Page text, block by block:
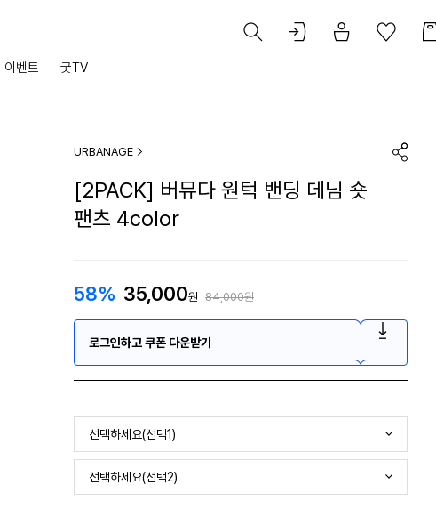
이벤트 굿TV
URBANAGE
[2PACK] 버뮤다 원턱 밴딩 데님 숏
팬츠 4color
58% 35,000원 84,000원
로그인하고 쿠폰 다운받기
선택하세요(선택1)
선택하세요(선택2)